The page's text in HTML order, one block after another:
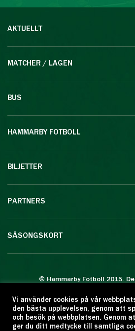
AKTUELLT
MATCHER / LAGEN
BUS
HAMMARBY FOTBOLL
BILJETTER
PARTNERS
SÄSONGSKORT
© Hammarby Fotboll 2015.
Eftertryck eller annan
Citera oss gärna men
www.hammarbyfotboll.se.
Vi använder cookies på vår
den bästa upplevelsen, genom att
och besök på webbplatsen. Genom
ger du ditt medtycke till samtliga